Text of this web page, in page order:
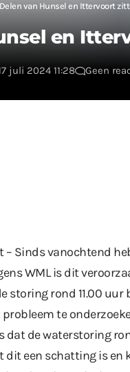
Delen van Hunsel en Ittervoort
en
juli 2024 11:28 Geen
Sinds vanochtend
WML is dit
storing rond 11.00
te
dat de waterstoring
dit een schatting is en